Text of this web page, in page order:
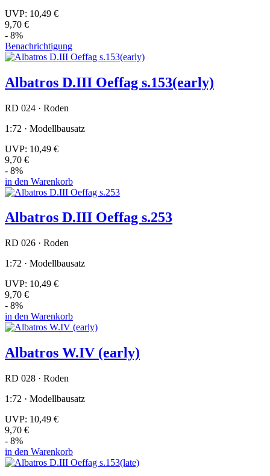
UVP: 10,49 €
9,70 €
- 8%
Benachrichtigung
Albatros D.III Oeffag s.153(early)
RD 024 · Roden
1:72 · Modellbausatz
UVP: 10,49 €
9,70 €
- 8%
in den Warenkorb
Albatros D.III Oeffag s.253
RD 026 · Roden
1:72 · Modellbausatz
UVP: 10,49 €
9,70 €
- 8%
in den Warenkorb
Albatros W.IV (early)
RD 028 · Roden
1:72 · Modellbausatz
UVP: 10,49 €
9,70 €
- 8%
in den Warenkorb